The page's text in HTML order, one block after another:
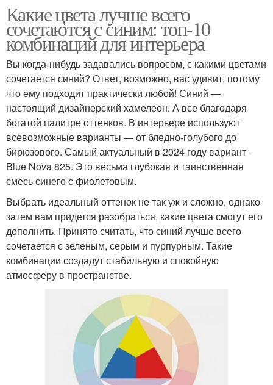
Какие цвета лучше всего
сочетаются с синим: топ-10
комбинаций для интерьера
Вы когда-нибудь задавались вопросом, с какими цветами
сочетается синий? Ответ, возможно, вас удивит, потому
что ему подходит практически любой! Синий —
настоящий дизайнерский хамелеон. А все благодаря
богатой палитре оттенков. В интерьере используют
всевозможные варианты — от бледно-голубого до
бирюзового. Самый актуальный в 2024 году вариант -
Blue Nova 825. Это весьма глубокая и таинственная
смесь синего с фиолетовым.
Выбрать идеальный оттенок не так уж и сложно, однако
затем вам придется разобраться, какие цвета смогут его
дополнить. Принято считать, что синий лучше всего
сочетается с зеленым, серым и пурпурным. Такие
комбинации создадут стабильную и спокойную
атмосферу в пространстве.